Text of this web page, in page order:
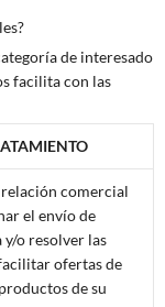
de interesado
facilita con las
comercial
el envío de
o resolver las
ofertas de
de su